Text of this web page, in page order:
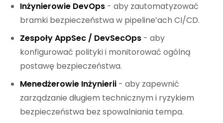
Inżynierowie DevOps - aby zautomatyzować
bramki bezpieczeństwa w pipeline’ach CI/CD.
Zespoły AppSec / DevSecOps - aby
konfigurować polityki i monitorować ogólną
postawę bezpieczeństwa.
Menedżerowie Inżynierii - aby zapewnić
zarządzanie długiem technicznym i ryzykiem
bezpieczeństwa bez spowalniania tempa.